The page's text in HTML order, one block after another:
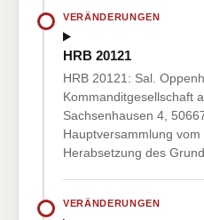
VERÄNDERUNGEN
HRB 20121
HRB 20121: Sal.
Kommanditgesellschaft
Sachsenhausen 4,
Hauptversammlung
Herabsetzung des
VERÄNDERUNGEN